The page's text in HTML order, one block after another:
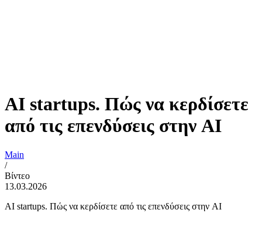
AI startups. Πώς να κερδίσετε
από τις επενδύσεις στην AI
Main
/
Βίντεο
13.03.2026
AI startups. Πώς να κερδίσετε από τις επενδύσεις στην AI